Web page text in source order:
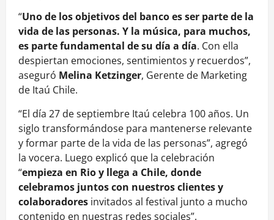
“Uno de los objetivos del banco es ser parte de la
vida de las personas. Y la música, para muchos,
es parte fundamental de su día a día. Con ella
despiertan emociones, sentimientos y recuerdos”,
aseguró Melina Ketzinger, Gerente de Marketing
de Itaú Chile.
“El día 27 de septiembre Itaú celebra 100 años. Un
siglo transformándose para mantenerse relevante
y formar parte de la vida de las personas”, agregó
la vocera. Luego explicó que la celebración
“empieza en Rio y llega a Chile, donde
celebramos juntos con nuestros clientes y
colaboradores invitados al festival junto a mucho
contenido en nuestras redes sociales”.